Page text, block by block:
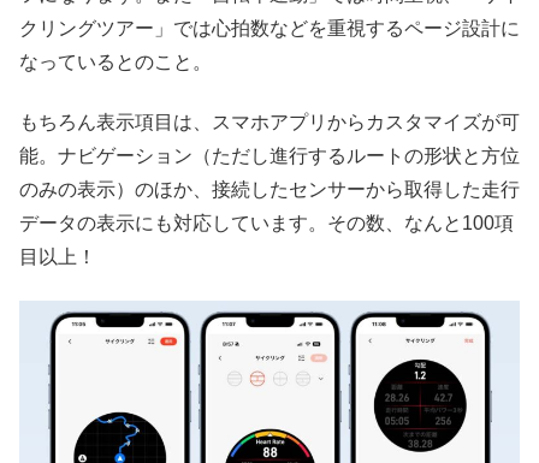
クリングツアー」では心拍数などを重視するページ設計に
なっているとのこと。
もちろん表示項目は、スマホアプリからカスタマイズが可
能。ナビゲーション（ただし進行するルートの形状と方位
のみの表示）のほか、接続したセンサーから取得した走行
データの表示にも対応しています。その数、なんと100項
目以上！